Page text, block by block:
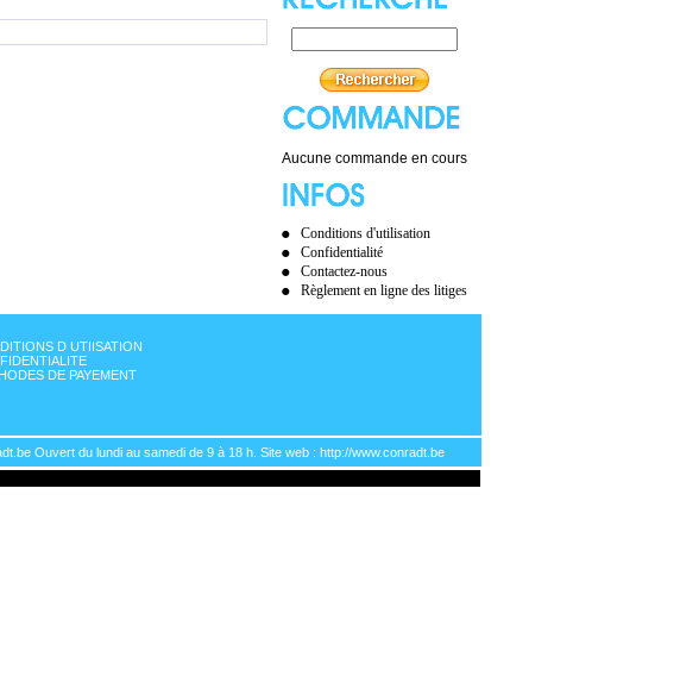
Aucune commande en cours
Conditions d'utilisation
Confidentialité
Contactez-nous
Règlement en ligne des litiges
D UTIISATION
DE PAYEMENT
Ouvert du lundi au samedi de 9 à 18 h. Site web : http://www.conradt.be